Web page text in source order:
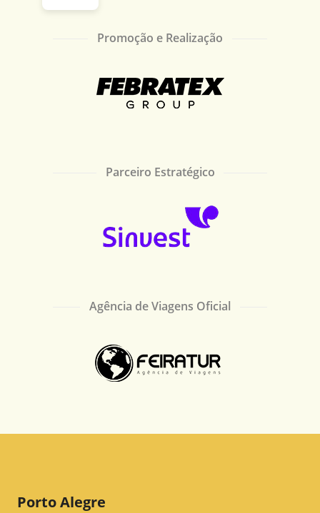
Promoção e Realização
Parceiro Estratégico
Agência de Viagens Oficial
Porto Alegre